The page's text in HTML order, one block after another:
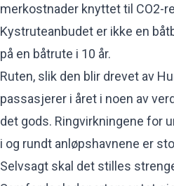
merkostnader knyttet til CO2-
Kystruteanbudet er ikke en
på en båtrute i 10 år.
Ruten, slik den blir drevet av
passasjerer i året i noen av
det gods. Ringvirkningene for
i og rundt anløpshavnene er
Selvsagt skal det stilles